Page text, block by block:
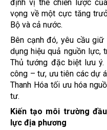
định vị thế chiến lược
vọng về một cực tăng
Bộ và cả nước.
Bên cạnh đó, yêu cầu
dụng hiệu quả nguồn lực,
Thủ tướng đặc biệt lưu ý.
công – tư, ưu tiên các dự
Thanh Hóa tối ưu hóa
tư.
Kiến tạo môi trường
lực địa phương